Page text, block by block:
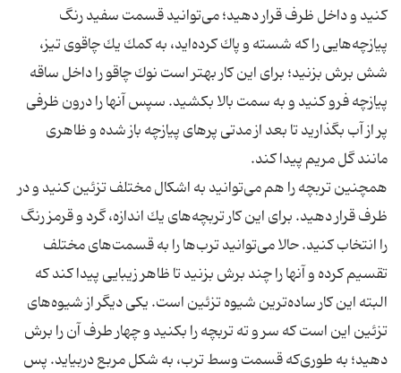
كنید و داخل ظرف قرار دهید؛ می‌توانید قسمت سفید رنگ
پیازچه‌هایی را كه شسته و پاك كرده‌اید، به كمك یك چاقوی تیز،
شش برش بزنید؛ برای این كار بهتر است نوك چاقو را داخل ساقه
پیازچه فرو كنید و به سمت بالا بكشید. سپس آنها را درون ظرفی
پر از آب بگذارید تا بعد از مدتی پرهای پیازچه باز شده و ظاهری
همچنین تربچه را هم می‌توانید به اشكال مختلف تزئین كنید و در
ظرف قرار دهید. برای این كار تربچه‌های یك اندازه، گرد و قرمز رنگ
را انتخاب كنید. حالا می‌توانید ترب‌ها را به قسمت‌های مختلف
تقسیم كرده و آنها را چند برش بزنید تا ظاهر زیبایی پیدا كند كه
البته این كار ساده‌ترین شیوه تزئین است. یكی دیگر از شیوه‌های
تزئین این است كه سر و ته تربچه را بكنید و چهار طرف آن را برش
دهید؛ به طوری‌كه قسمت وسط ترب، به شكل مربع دربیاید. پس